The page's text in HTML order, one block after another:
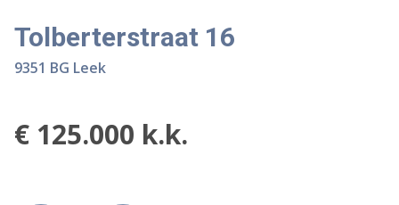
Tolberterstraat 16
9351 BG Leek
€ 125.000 k.k.